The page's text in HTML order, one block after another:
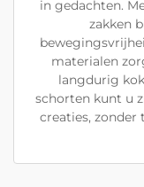
in gedachten.
zakken
materialen
langdurig
schorten kunt u
creaties, zonder